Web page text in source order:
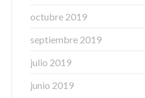
octubre 2019
septiembre 2019
julio 2019
junio 2019